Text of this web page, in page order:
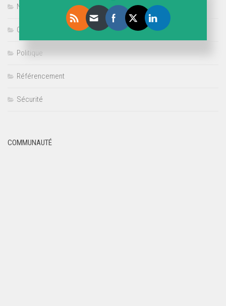
Non classé
Offre de Stage
Politique
Référencement
Sécurité
COMMUNAUTÉ